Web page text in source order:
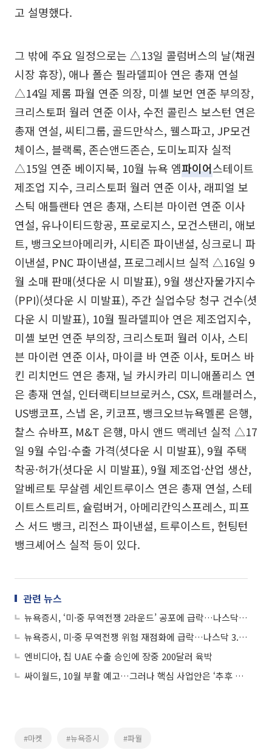
고 설명했다.
그 밖에 주요 일정으로는 △13일 콜럼버스의 날(채권
시장 휴장), 애나 폴슨 필라델피아 연은 총재 연설
△14일 제롬 파월 연준 의장, 미셸 보먼 연준 부의장,
크리스토퍼 월러 연준 이사, 수전 콜린스 보스턴 연은
총재 연설, 씨티그룹, 골드만삭스, 웰스파고, JP모건
체이스, 블랙록, 존슨앤드존슨, 도미노피자 실적
△15일 연준 베이지북, 10월 뉴욕 엠파이어스테이트
제조업 지수, 크리스토퍼 월러 연준 이사, 래피얼 보
스틱 애틀랜타 연은 총재, 스티븐 마이런 연준 이사
연설, 유나이티드항공, 프로로지스, 모건스탠리, 애보
트, 뱅크오브아메리카, 시티즌 파이낸셜, 싱크로니 파
이낸셜, PNC 파이낸셜, 프로그레시브 실적 △16일 9
월 소매 판매(셧다운 시 미발표), 9월 생산자물가지수
(PPI)(셧다운 시 미발표), 주간 실업수당 청구 건수(셧
다운 시 미발표), 10월 필라델피아 연은 제조업지수,
미셸 보먼 연준 부의장, 크리스토퍼 월러 이사, 스티
븐 마이런 연준 이사, 마이클 바 연준 이사, 토머스 바
킨 리치먼드 연은 총재, 닐 카시카리 미니애폴리스 연
은 총재 연설, 인터랙티브브로커스, CSX, 트래블러스,
US뱅코프, 스냅 온, 키코프, 뱅크오브뉴욕멜론 은행,
찰스 슈바프, M&T 은행, 마시 앤드 맥레넌 실적 △17
일 9월 수입·수출 가격(셧다운 시 미발표), 9월 주택
착공·허가(셧다운 시 미발표), 9월 제조업·산업 생산,
알베르토 무살렘 세인트루이스 연은 총재 연설, 스테
이트스트리트, 슐럼버거, 아메리칸익스프레스, 피프
스 서드 뱅크, 리전스 파이낸셜, 트루이스트, 헌팅턴
뱅크셰어스 실적 등이 있다.
관련 뉴스
뉴욕증시, ‘미·중 무역전쟁 2라운드’ 공포에 급락…나스닥 3.56%↓
뉴욕증시, 미·중 무역전쟁 위험 재점화에 급락…나스닥 3.56%↓
엔비디아, 칩 UAE 수출 승인에 장중 200달러 육박
싸이월드, 10월 부활 예고…그러나 핵심 사업안은 ‘추후 공개’
#마켓 #뉴욕증시 #파월